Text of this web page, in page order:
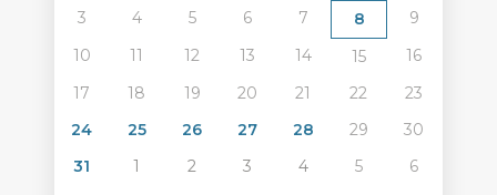
3 4 5 6 7 8
9
10
11 12 13 14 15
16
17
18 19 20 21 22
23
24
25 26 27 28 29
30
31
1 2 3 4 5 6